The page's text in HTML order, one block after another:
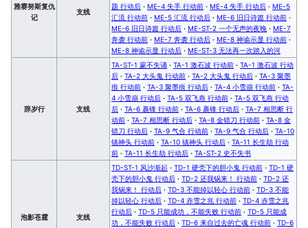
雅赛努斯复仇
记
支线
题 行动后 · ME-4 失手 行动前 · ME-4 失手 行动后 · ME-5
汇流 行动前 · ME-5 汇流 行动后 · ME-6 旧日诗篇 行动前 ·
ME-6 旧日诗篇 行动后 · ME-ST-2 一个无声的夜晚 · ME-7
奔袭 行动前 · ME-7 奔袭 行动后 · ME-8 神谕示显 行动前 ·
ME-8 神谕示显 行动后 · ME-ST-3 无法再一次踏入的河
辞岁行 支线
TA-ST-1 蒙不失诵 · TA-1 激石波 行动前 · TA-1 激石波 行动
后 · TA-2 大头鬼 行动前 · TA-2 大头鬼 行动后 · TA-3 聚墨
痕 行动前 · TA-3 聚墨痕 行动后 · TA-4 小雪崩 行动前 · TA-
4 小雪崩 行动后 · TA-5 双飞燕 行动前 · TA-5 双飞燕 行动
后 · TA-6 裹锋 行动前 · TA-6 裹锋 行动后 · TA-7 相思断 行
动前 · TA-7 相思断 行动后 · TA-8 金错刀 行动前 · TA-8 金
错刀 行动后 · TA-9 气合 行动前 · TA-9 气合 行动后 · TA-10
镇神头 行动前 · TA-10 镇神头 行动后 · TA-11 长生劫 行动
前 · TA-11 长生劫 行动后 · TA-ST-2 史不失书
泡影苍霆 支线
TD-ST-1 风沙渐起 · TD-1 硬壳下的胆小鬼 行动前 · TD-1 硬
壳下的胆小鬼 行动后 · TD-2 还我锅来！ 行动前 · TD-2 还
我锅来！ 行动后 · TD-3 不能掉以轻心 行动前 · TD-3 不能
掉以轻心 行动后 · TD-4 赤雪之兆 行动前 · TD-4 赤雪之兆
行动后 · TD-5 只能成功，不能失败 行动前 · TD-5 只能成
功，不能失败 行动后 · TD-6 来自过去的亡魂 行动前 · TD-6